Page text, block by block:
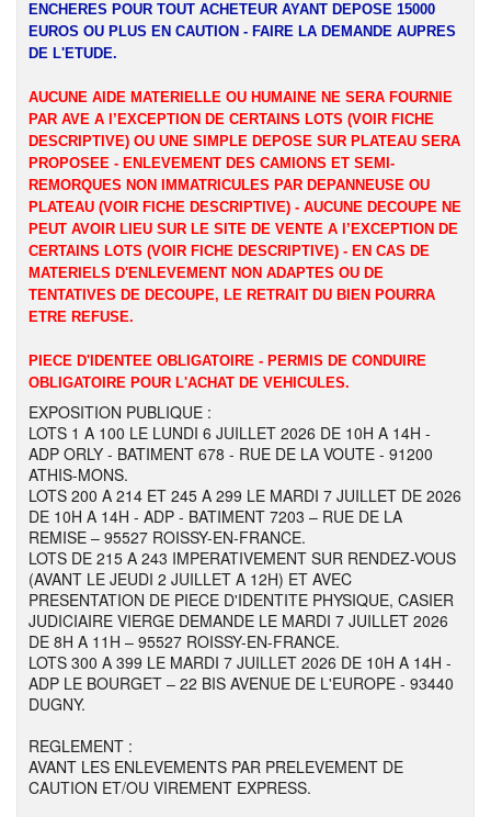
ENCHERES POUR TOUT ACHETEUR AYANT DEPOSE 15000
EUROS OU PLUS EN CAUTION - FAIRE LA DEMANDE AUPRES
DE L'ETUDE.
AUCUNE AIDE MATERIELLE OU HUMAINE NE SERA FOURNIE
PAR AVE A l’EXCEPTION DE CERTAINS LOTS (VOIR FICHE
DESCRIPTIVE) OU UNE SIMPLE DEPOSE SUR PLATEAU SERA
PROPOSEE - ENLEVEMENT DES CAMIONS ET SEMI-
REMORQUES NON IMMATRICULES PAR DEPANNEUSE OU
PLATEAU (VOIR FICHE DESCRIPTIVE) - AUCUNE DECOUPE NE
PEUT AVOIR LIEU SUR LE SITE DE VENTE A l’EXCEPTION DE
CERTAINS LOTS (VOIR FICHE DESCRIPTIVE) - EN CAS DE
MATERIELS D'ENLEVEMENT NON ADAPTES OU DE
TENTATIVES DE DECOUPE, LE RETRAIT DU BIEN POURRA
ETRE REFUSE.
PIECE D'IDENTEE OBLIGATOIRE - PERMIS DE CONDUIRE
OBLIGATOIRE POUR L'ACHAT DE VEHICULES.
EXPOSITION PUBLIQUE :
LOTS 1 A 100 LE LUNDI 6 JUILLET 2026 DE 10H A 14H -
ADP ORLY - BATIMENT 678 - RUE DE LA VOUTE - 91200
ATHIS-MONS.
LOTS 200 A 214 ET 245 A 299 LE MARDI 7 JUILLET DE 2026
DE 10H A 14H - ADP - BATIMENT 7203 – RUE DE LA
REMISE – 95527 ROISSY-EN-FRANCE.
LOTS DE 215 A 243 IMPERATIVEMENT SUR RENDEZ-VOUS
(AVANT LE JEUDI 2 JUILLET A 12H) ET AVEC
PRESENTATION DE PIECE D'IDENTITE PHYSIQUE, CASIER
JUDICIAIRE VIERGE DEMANDE LE MARDI 7 JUILLET 2026
DE 8H A 11H – 95527 ROISSY-EN-FRANCE.
LOTS 300 A 399 LE MARDI 7 JUILLET 2026 DE 10H A 14H -
ADP LE BOURGET – 22 BIS AVENUE DE L'EUROPE - 93440
DUGNY.
REGLEMENT :
AVANT LES ENLEVEMENTS PAR PRELEVEMENT DE
CAUTION ET/OU VIREMENT EXPRESS.